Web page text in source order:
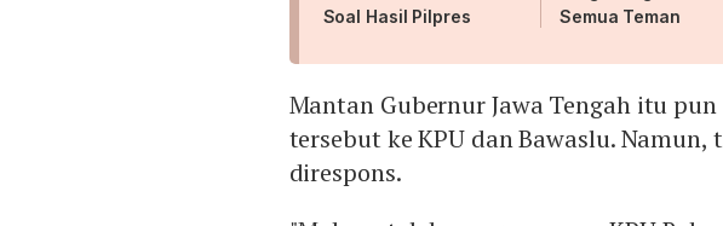
Soal Hasil Pilpres
Semua Teman
Mantan Gubernur Jawa Tengah itu
tersebut ke KPU dan Bawaslu. Namun,
direspons.